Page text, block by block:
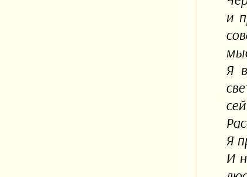
и
Я
Я
И